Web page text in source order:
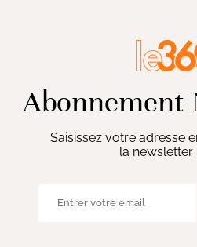
Abonnement
Saisissez votre adresse
la newsletter